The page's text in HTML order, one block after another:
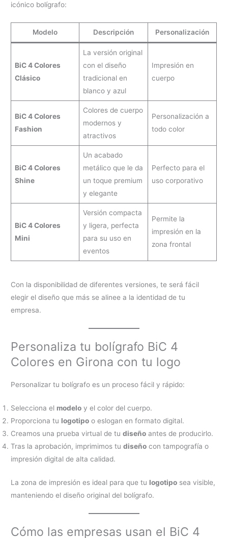
icónico bolígrafo:
Modelo Descripción Personalización
BiC 4 Colores
Clásico
La versión original
con el diseño
tradicional en
blanco y azul
Impresión en
cuerpo
BiC 4 Colores
Fashion
Colores de cuerpo
modernos y
atractivos
Personalización a
todo color
BiC 4 Colores
Shine
Un acabado
metálico que le da
un toque premium
y elegante
Perfecto para el
uso corporativo
BiC 4 Colores
Mini
Versión compacta
y ligera, perfecta
para su uso en
eventos
Permite la
impresión en la
zona frontal
Con la disponibilidad de diferentes versiones, te será fácil
elegir el diseño que más se alinee a la identidad de tu
empresa.
Personaliza tu bolígrafo BiC 4
Colores en Girona con tu logo
Personalizar tu bolígrafo es un proceso fácil y rápido:
Selecciona el modelo y el color del cuerpo.
Proporciona tu logotipo o eslogan en formato digital.
Creamos una prueba virtual de tudiseño antes de producirlo.
Tras la aprobación, imprimimos tudiseño con tampografía o
impresión digital de alta calidad.
La zona de impresión es ideal para que tu logotipo sea visible,
manteniendo el diseño original del bolígrafo.
Cómo las empresas usan el BiC 4